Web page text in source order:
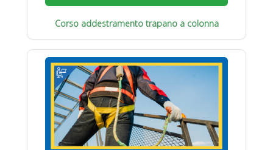
Corso addestramento trapano a colonna